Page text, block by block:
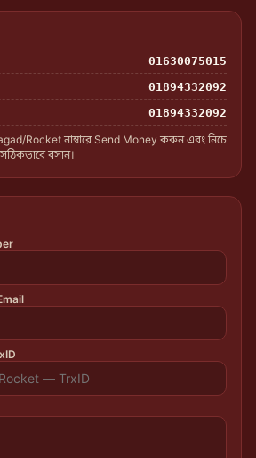
01630075015
01894332092
01894332092
Rocket নাম্বারে Send Money করুন এবং নিচে
বসান।